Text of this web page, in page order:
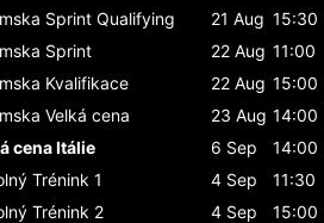
Sprint Qualifying 21 Aug 15:30
Sprint 22 Aug 11:00
Kvalifikace 22 Aug 15:00
Velká cena 23 Aug 14:00
cena Itálie
6 Sep
14:00
Trénink 1 4 Sep
11:30
Trénink 2 4 Sep
15:00